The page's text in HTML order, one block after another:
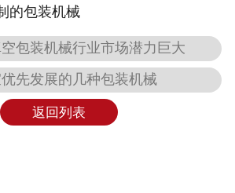
荣誉资质
成功案例
的包装机械
空包装机械行业市场潜力巨大
先发展的几种包装机械
返回列表